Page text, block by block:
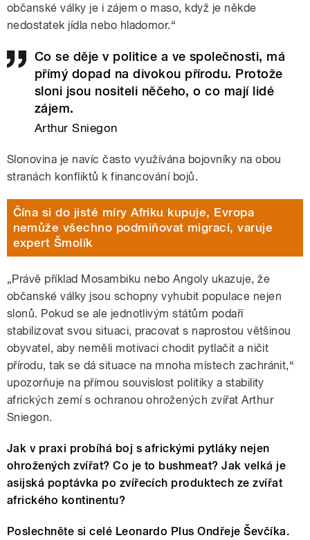
občanské války je i zájem o maso, když je někde
nedostatek jídla nebo hladomor.“
Co se děje v politice a ve společnosti, má
přímý dopad na divokou přírodu. Protože
sloni jsou nositeli něčeho, o co mají lidé
zájem.
Arthur Sniegon
Slonovina je navíc často využívána bojovníky na obou
stranách konfliktů k financování bojů.
Čína si do jisté míry Afriku kupuje, Evropa
nemůže všechno podmiňovat migrací, varuje
expert Šmolík
„Právě příklad Mosambiku nebo Angoly ukazuje, že
občanské války jsou schopny vyhubit populace nejen
slonů. Pokud se ale jednotlivým státům podaří
stabilizovat svou situaci, pracovat s naprostou většinou
obyvatel, aby neměli motivaci chodit pytlačit a ničit
přírodu, tak se dá situace na mnoha místech zachránit,“
upozorňuje na přímou souvislost politiky a stability
afrických zemí s ochranou ohrožených zvířat Arthur
Sniegon.
Jak v praxi probíhá boj s africkými pytláky nejen
ohrožených zvířat? Co je to bushmeat? Jak velká je
asijská poptávka po zvířecích produktech ze zvířat
afrického kontinentu?
Poslechněte si celé Leonardo Plus Ondřeje Ševčíka.